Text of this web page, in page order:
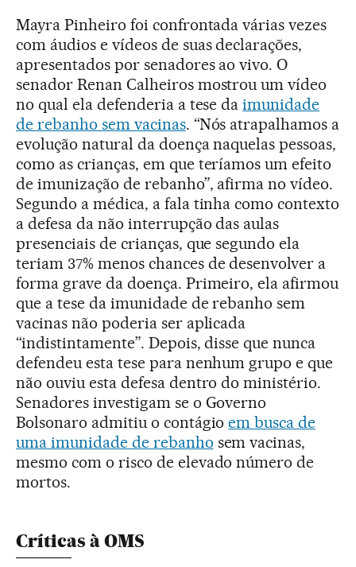
Mayra Pinheiro foi confrontada várias vezes
com áudios e vídeos de suas declarações,
apresentados por senadores ao vivo. O
senador Renan Calheiros mostrou um vídeo
no qual ela defenderia a tese daimunidade
de rebanho sem vacinas. “Nós atrapalhamos a
evolução natural da doença naquelas pessoas,
como as crianças, em que teríamos um efeito
de imunização de rebanho”, afirma no vídeo.
Segundo a médica, a fala tinha como contexto
a defesa da não interrupção das aulas
presenciais de crianças, que segundo ela
teriam 37% menos chances de desenvolver a
forma grave da doença. Primeiro, ela afirmou
que a tese da imunidade de rebanho sem
vacinas não poderia ser aplicada
“indistintamente”. Depois, disse que nunca
defendeu esta tese para nenhum grupo e que
não ouviu esta defesa dentro do ministério.
Senadores investigam se o Governo
Bolsonaro admitiu o contágioem busca de
uma imunidade de rebanho sem vacinas,
mesmo com o risco de elevado número de
mortos.
Críticas à OMS